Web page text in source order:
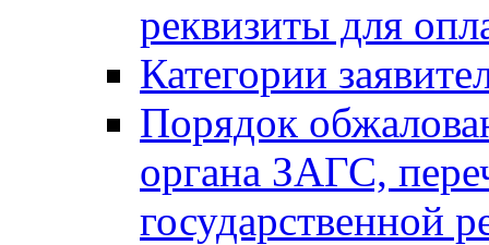
реквизиты для
Категории
Порядок
органа ЗАГС,
государственной